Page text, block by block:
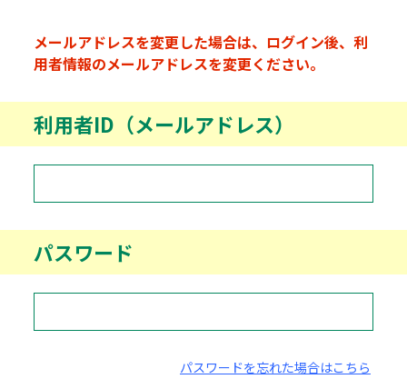
メールアドレスを変更した場合は、ログイン後、利
用者情報のメールアドレスを変更ください。
利用者ID（メールアドレス）
パスワード
パスワードを忘れた場合はこちら